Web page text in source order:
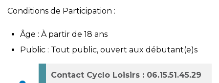
Conditions de Participation :
Âge : À partir de 18 ans
Public : Tout public, ouvert aux débutant(e)s
Contact Cyclo Loisirs : 06.15.51.45.29